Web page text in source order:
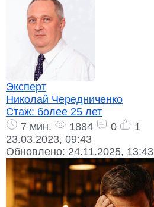
Эксперт
Николай Чередниченко
Стаж: более 25 лет
7 мин.
1884 0
1
23.03.2023, 09:43
Обновлено: 24.11.2025, 13:43